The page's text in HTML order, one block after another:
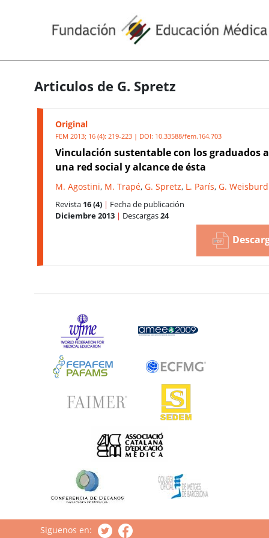
Articulos de G. Spretz
Original
FEM 2013; 16 (4): 219-223 | DOI: 10.33588/fem.164.703
Vinculación sustentable con los graduados
una red social y alcance de ésta
M. Agostini, M. Trapé, G. Spretz, L. París, G. Weisburd
Revista 16 (4) | Fecha de publicación
Diciembre 2013 | Descargas24
Siguenos en: